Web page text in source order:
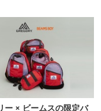
ー × ビームスの限定バ